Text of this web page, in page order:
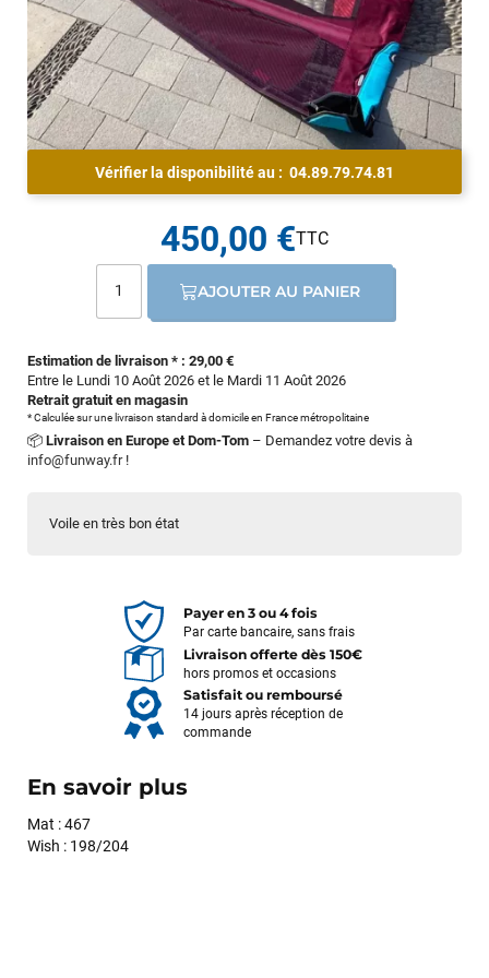
Voile en très bon état
Vérifier la disponibilité au : 04.89.79.74.81
Estimation de livraison * : 29,00 €
Entre le Lundi 10 Août 2026 et le Mardi 11 Août 2026
Retrait gratuit en magasin
* Calculée sur une livraison standard à domicile en France métropolitaine
📦 Livraison en Europe et Dom-Tom – Demandez votre devis à
info@funway.fr!
450,00 €
AJOUTER AU PANIER
Payer en 3 ou 4 fois
Par carte bancaire, sans frais
Livraison offerte dès 150€
hors promos et occasions
Satisfait ou remboursé
14 jours après réception de
commande
En savoir plus
Mat : 467
Wish : 198/204